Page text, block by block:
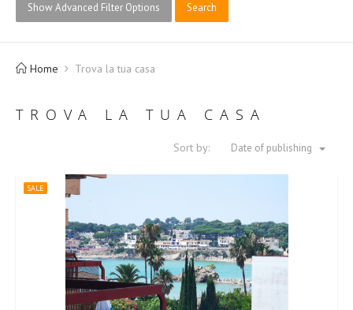
Show Advanced Filter Options Search
Home Trova la tua casa
TROVA LA TUA CASA
Sort by: Date of publishing
SALE